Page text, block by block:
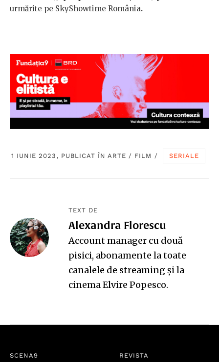
urmărite pe SkyShowtime România.
1 IUNIE 2023, PUBLICAT ÎN ARTE / FILM / SERIALE
TEXT DE
Alexandra Florescu
Account manager cu două
pisici, abonamente la toate
canalele de streaming și la
cinema Elvire Popesco.
SCENA9 REVISTA